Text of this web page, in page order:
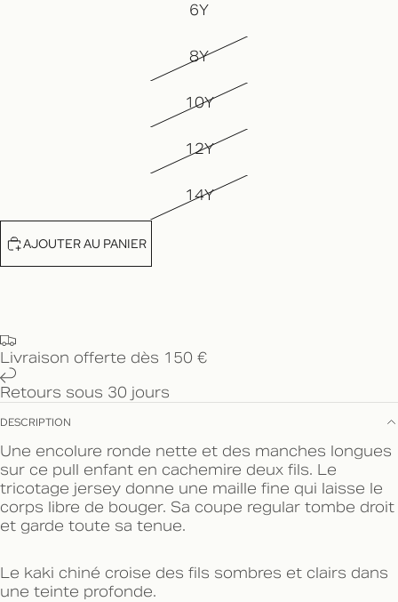
6Y
8Y
10Y
12Y
14Y
AJOUTER AU PANIER
Livraison offerte dès 150 €
Retours sous 30 jours
DESCRIPTION
Une encolure ronde nette et des manches longues
sur ce pull enfant en cachemire deux fils. Le
tricotage jersey donne une maille fine qui laisse le
corps libre de bouger. Sa coupe regular tombe droit
et garde toute sa tenue.
Le kaki chiné croise des fils sombres et clairs dans
une teinte profonde.